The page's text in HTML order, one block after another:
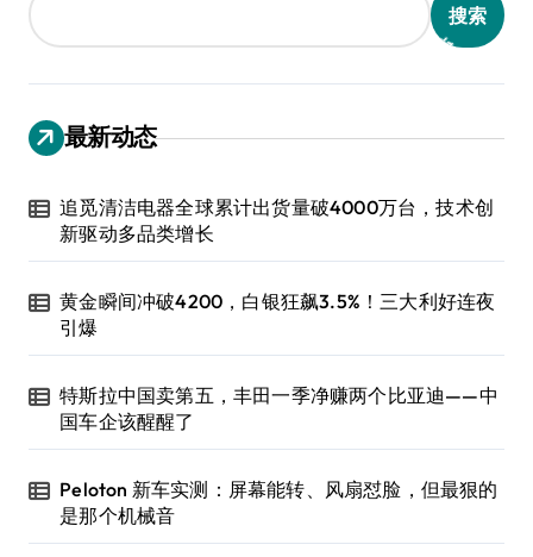
搜索
最新动态
追觅清洁电器全球累计出货量破4000万台，技术创
新驱动多品类增长
黄金瞬间冲破4200，白银狂飙3.5%！三大利好连夜
引爆
特斯拉中国卖第五，丰田一季净赚两个比亚迪——中
国车企该醒醒了
Peloton 新车实测：屏幕能转、风扇怼脸，但最狠的
是那个机械音